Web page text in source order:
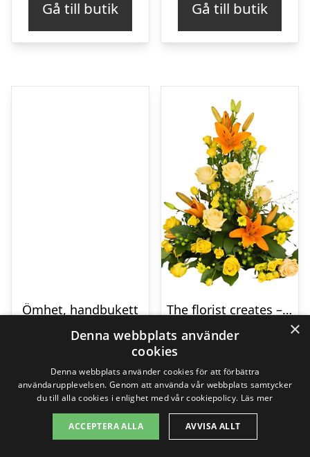
Gå till butik Gå till butik
Ömhet, handbukett
229,00kr
Gå till butik
The florist creates – Funeral decoration
1595,00
Gå till butik
×
Denna webbplats använder
cookies
Denna webbplats använder cookies för att förbättra
användarupplevelsen. Genom att använda vår webbplats samtycker
du till alla cookies i enlighet med vår cookiepolicy. Läs mer
ACCEPTERA ALLA AVVISA ALLT